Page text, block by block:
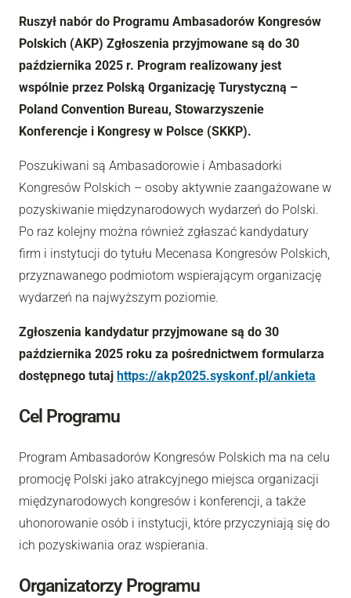
Ruszył nabór do Programu Ambasadorów Kongresów
Polskich (AKP) Zgłoszenia przyjmowane są do 30
października 2025 r. Program realizowany jest
wspólnie przez Polską Organizację Turystyczną –
Poland Convention Bureau, Stowarzyszenie
Konferencje i Kongresy w Polsce (SKKP).
Poszukiwani są Ambasadorowie i Ambasadorki
Kongresów Polskich – osoby aktywnie zaangażowane w
pozyskiwanie międzynarodowych wydarzeń do Polski.
Po raz kolejny można również zgłaszać kandydatury
firm i instytucji do tytułu Mecenasa Kongresów Polskich,
przyznawanego podmiotom wspierającym organizację
wydarzeń na najwyższym poziomie.
Zgłoszenia kandydatur przyjmowane są do 30
października 2025 roku za pośrednictwem formularza
dostępnego tutaj https://akp2025.syskonf.pl/ankieta
Cel Programu
Program Ambasadorów Kongresów Polskich ma na celu
promocję Polski jako atrakcyjnego miejsca organizacji
międzynarodowych kongresów i konferencji, a także
uhonorowanie osób i instytucji, które przyczyniają się do
ich pozyskiwania oraz wspierania.
Organizatorzy Programu